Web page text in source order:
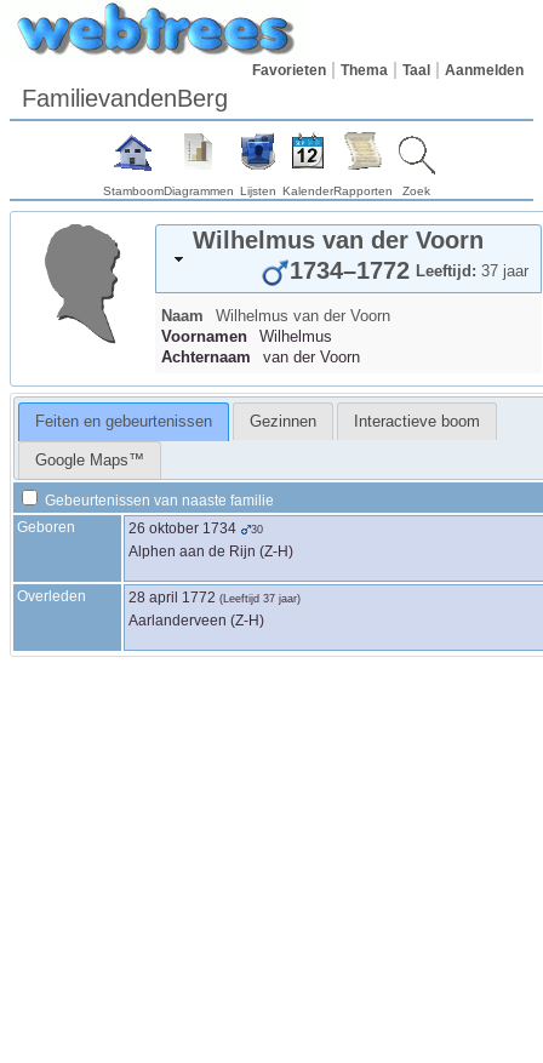
Favorieten Thema Taal Aanmelden
FamilievandenBerg
StamboomDiagrammen Lijsten KalenderRapporten Zoek
Wilhelmus van der Voorn
Leeftijd: 37 jaar
1734–1772
Naam Wilhelmus van der Voorn
Voornamen
Wilhelmus
Achternaam
van der Voorn
Feiten en gebeurtenissen Gezinnen Interactieve boom
Google Maps™
Gebeurtenissen van naaste familie
Geboren
26 oktober 1734 30
Alphen aan de Rijn (Z-H)
Overleden 28 april 1772 (Leeftijd 37 jaar)
Aarlanderveen (Z-H)